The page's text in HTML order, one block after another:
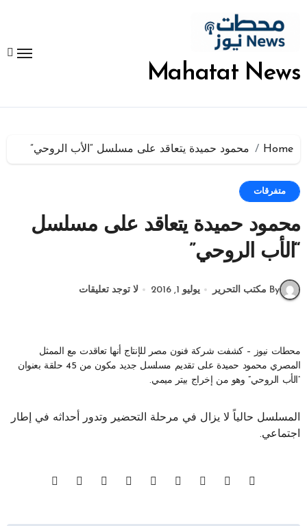
المحتوى
Mahatat News
Home محمود حميدة يتعاقد على مسلسل “الأب الروحي”
متفرقات
محمود حميدة يتعاقد على مسلسل
“الأب الروحي”
By مكتب التحرير يوليو 1, 2016 لا توجد تعليقات
محطات نيوز – كشفت شركة فنون مصر للإنتاج أنها تعاقدت مع الممثل
المصري محمود حميدة على تقديم مسلسل جديد مكون من 45 حلقة بعنوان
“الأب الروحي” وهو من إخراج بيتر ميمي.
المسلسل حالياً لا يزال في مرحلة التحضير وتدور أحداثه في إطار
اجتماعي.